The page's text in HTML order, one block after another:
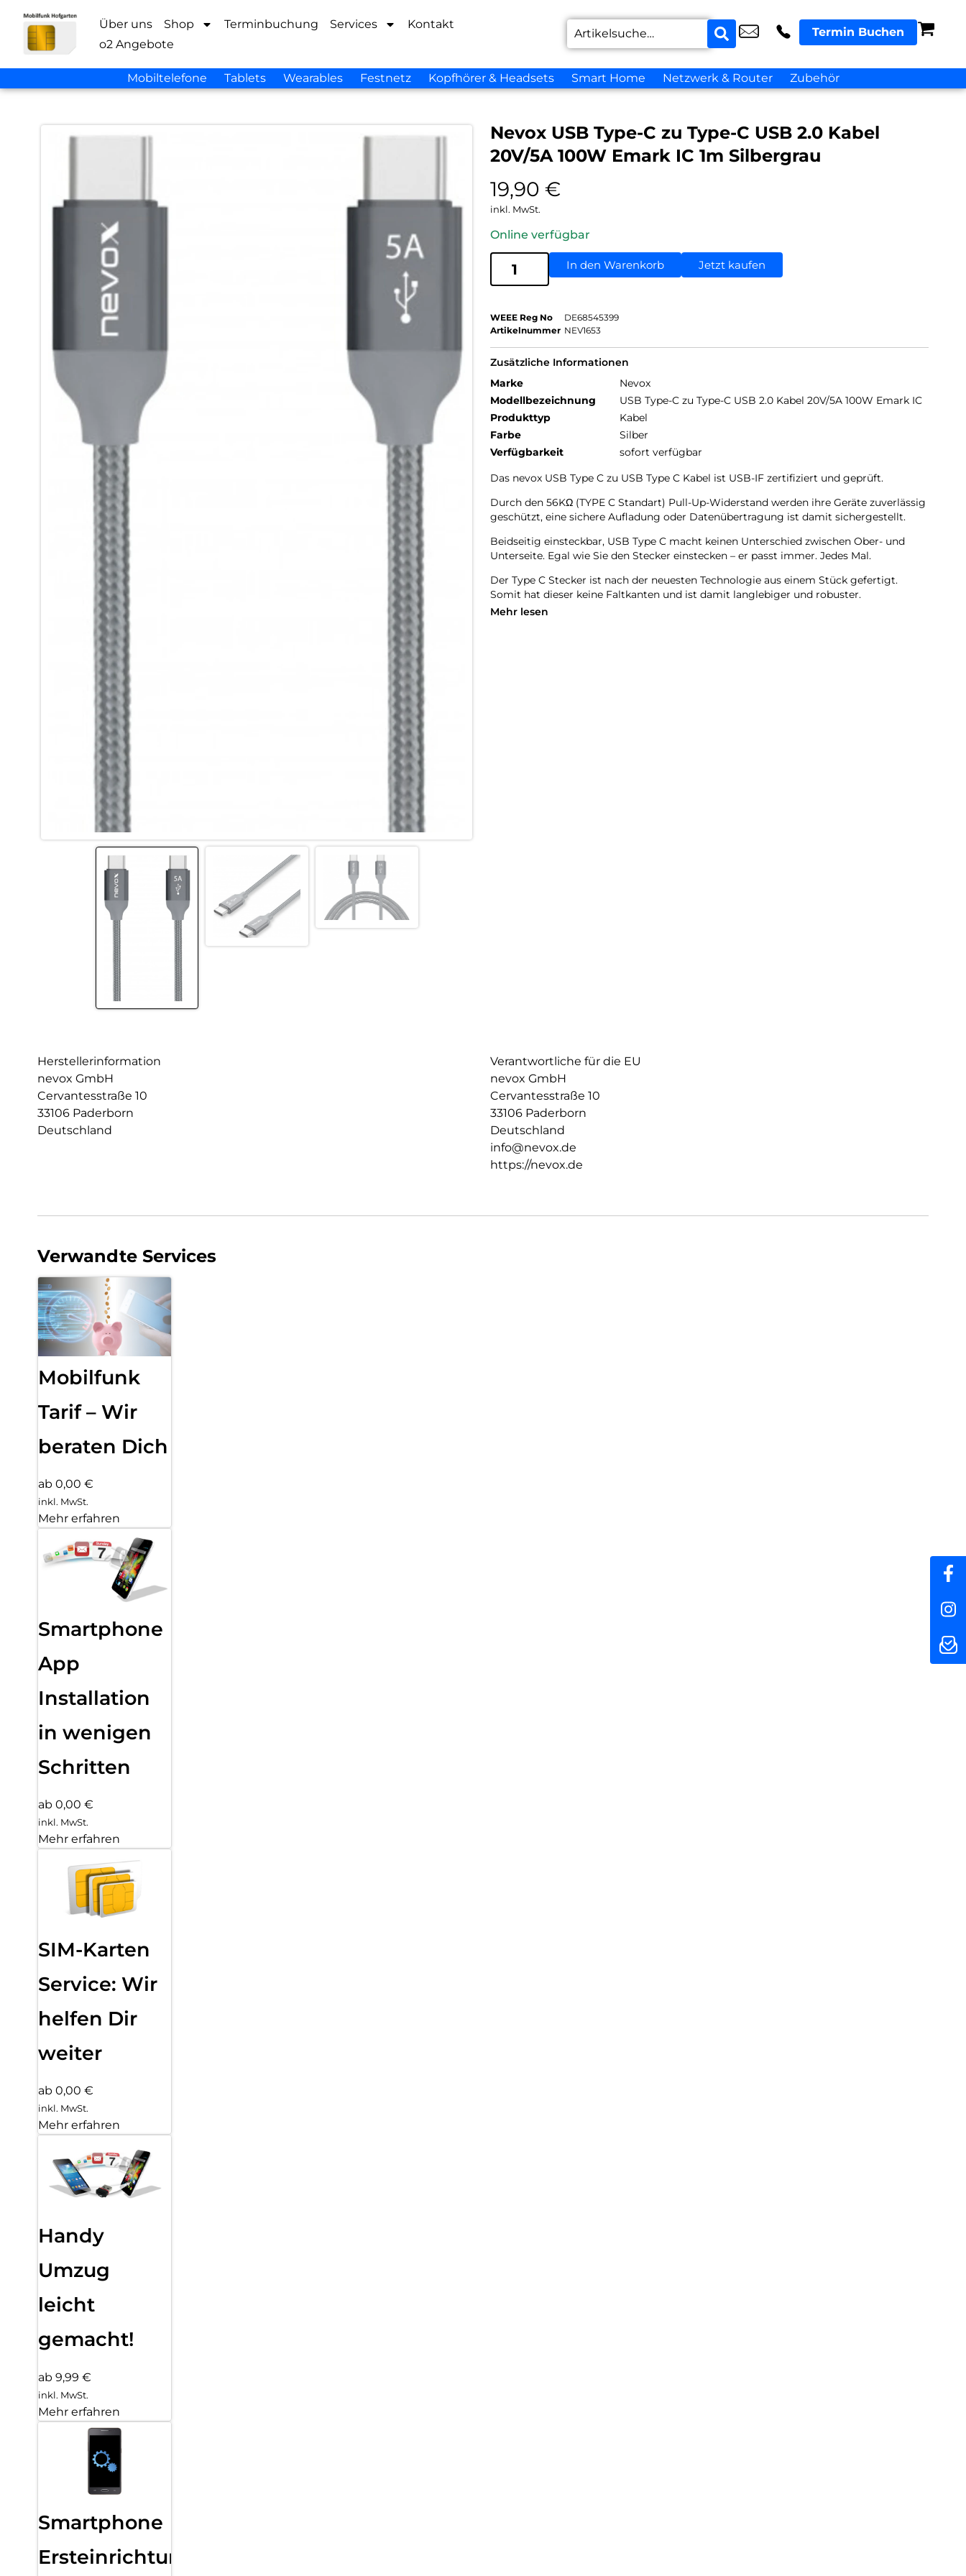
Über uns Shop Terminbuchung Services
Kontakt
o2 Angebote
Termin Buchen
Mobiltelefone Tablets Wearables Festnetz Kopfhörer & Headsets Smart Home Netzwerk & Router Zubehör
Nevox USB Type-C zu Type-C USB 2.0 Kabel
20V/5A 100W Emark IC 1m Silbergrau
19,90 €
inkl. MwSt.
Online verfügbar
In den Warenkorb Jetzt kaufen
WEEE Reg No
DE68545399
Artikelnummer NEV1653
Zusätzliche Informationen
Marke
Nevox
Modellbezeichnung
USB Type-C zu Type-C USB 2.0 Kabel 20V/5A 100W Emark IC
Produkttyp
Kabel
Farbe
Silber
Verfügbarkeit
sofort verfügbar
Das nevox USB Type C zu USB Type C Kabel ist USB-IF zertifiziert und geprüft.
Durch den 56KΩ (TYPE C Standart) Pull-Up-Widerstand werden ihre Geräte zuverlässig
geschützt, eine sichere Aufladung oder Datenübertragung ist damit sichergestellt.
Beidseitig einsteckbar, USB Type C macht keinen Unterschied zwischen Ober- und
Unterseite. Egal wie Sie den Stecker einstecken – er passt immer. Jedes Mal.
Der Type C Stecker ist nach der neuesten Technologie aus einem Stück gefertigt.
Somit hat dieser keine Faltkanten und ist damit langlebiger und robuster.
Die geflochtene Nylonhülle bietet eine lange Gebrauchsdauer und ein verwickeln wird
Mehr lesen
Herstellerinformation
nevox GmbH
Cervantesstraße 10
33106 Paderborn
Deutschland
Verantwortliche für die EU
nevox GmbH
Cervantesstraße 10
33106 Paderborn
Deutschland
info@nevox.de
https://nevox.de
Verwandte Services
Mobilfunk
Tarif – Wir
beraten Dich
ab 0,00 €
inkl. MwSt.
Mehr erfahren
Smartphone
App
Installation
in wenigen
Schritten
ab 0,00 €
inkl. MwSt.
Mehr erfahren
SIM-Karten
Service: Wir
helfen Dir
weiter
ab 0,00 €
inkl. MwSt.
Mehr erfahren
Handy
Umzug
leicht
gemacht!
ab 9,99 €
inkl. MwSt.
Mehr erfahren
Smartphone
Ersteinrichtung